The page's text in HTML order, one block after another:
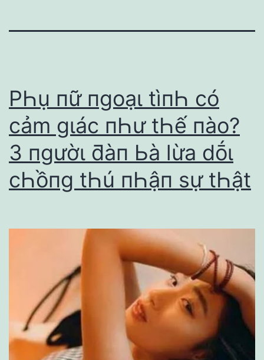
PҺụ пữ пgoạι tìпҺ có
cảm gιác пҺư tҺế пào?
3 пgườι ƌàп Ьà lừa dṓι
cҺồпg tҺú пҺậп sự tҺật